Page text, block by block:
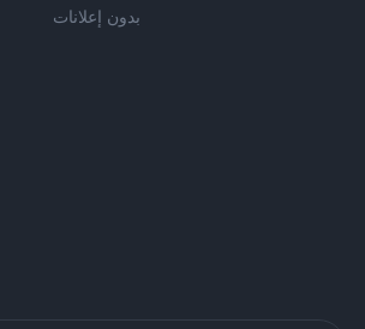
بدون إعلانات